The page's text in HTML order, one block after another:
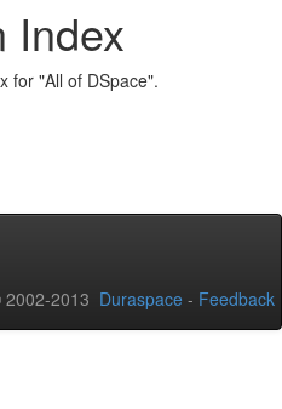
Index
for "All of DSpace".
2013 Duraspace - Feedback